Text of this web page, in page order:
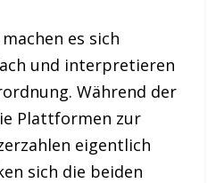
es sich
und interpretieren
Während der
Plattformen zur
eigentlich
sich die beiden